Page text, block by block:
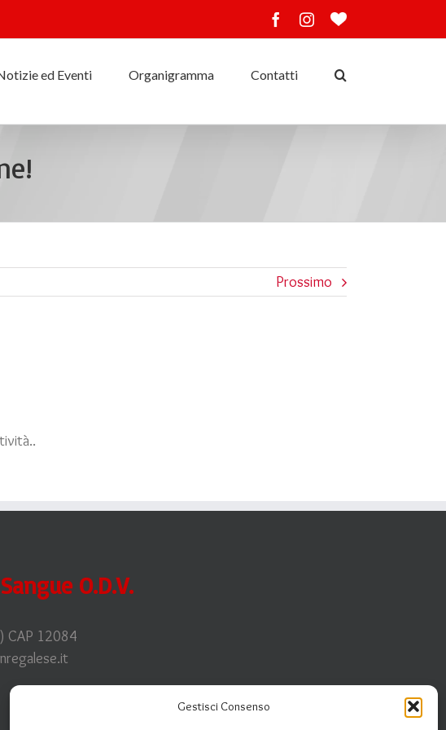
Gestisci Consenso
FacebookInstagram
Ama
ed Eventi Organigramma Contatti
Prossimo
O.D.V.
CAP 12084